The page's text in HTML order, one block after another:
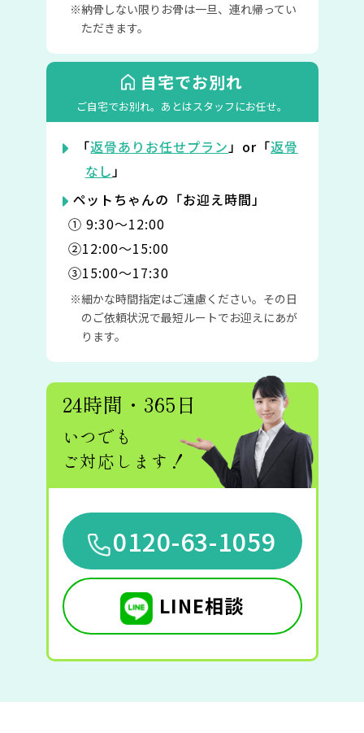
納骨しない限りお骨は一旦、連れ帰ってい
ただきます。
自宅でお別れ
ご自宅でお別れ。 あとはスタッフにお任せ。
「返骨ありお任せプラン」or「返骨
なし」
ペットちゃんの「お迎え時間」
① 9:30〜12:00
②12:00〜15:00
③15:00〜17:30
細かな時間指定はご遠慮ください。その日
のご依頼状況で最短ルートでお迎えにあが
ります。
24時間・365日
いつでも
ご対応します！
0120-63-1059
LINE相談